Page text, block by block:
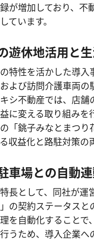
が増加しており、不
ています。
遊休地活用と
特性を活かした導入
よび訪問介護車両の
シ不動産では、店
に変える取り組みを
「銚子みなとまつり
収益化と路駐対策の
車場との自動
長として、同社が
の契約ステータスと
を自動化することで
うため、導入企業